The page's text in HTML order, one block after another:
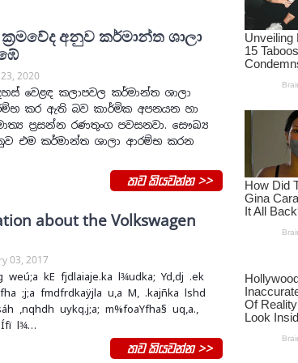
අනුව කර්මාන්ත ශාලා
2020
වෙළඳ කලාපවල කර්මාන්ත ශාලා
කර ඇති බව කාර්මික අපනයන හා
ප්‍රසන්න රණතුංග පවසනවා. සෞඛ්‍ය
එම කර්මාන්ත ශාලා ආරම්භ කරන
තව කියවන්න >>
about the Volkswagen
03, 2017
weú;a kE fjdlaiaje.ka l¾udka; Yd,dj .ek
;j;a fmdfrdkaÿjla u,a M, .kajñka lshd
,nqhdh uykq.j;a; m%foaYfha§ uq,a.,
l¾…
තව කියවන්න >>